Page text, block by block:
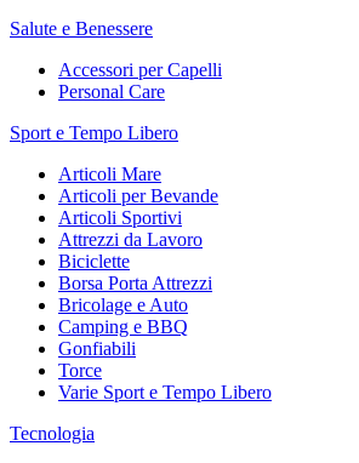
Salute e Benessere
Accessori per Capelli
Personal Care
Sport e Tempo Libero
Articoli Mare
Articoli per Bevande
Articoli Sportivi
Attrezzi da Lavoro
Biciclette
Borsa Porta Attrezzi
Bricolage e Auto
Camping e BBQ
Gonfiabili
Torce
Varie Sport e Tempo Libero
Tecnologia